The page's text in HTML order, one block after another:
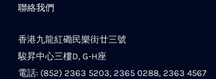
聯絡我們
香港九龍紅磡民樂街廿三號
駿昇中心三樓D, G-H座
電話: (852) 2363 5203, 2365 0288, 2363 4567